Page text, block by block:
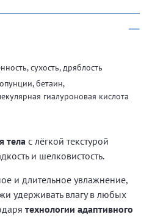
сухость, дряблость
бетаин,
гиалуроновая кислота
тела с лёгкой текстурой
и шелковистость.
и длительное увлажнение,
удерживать влагу в любых
технологии адаптивного